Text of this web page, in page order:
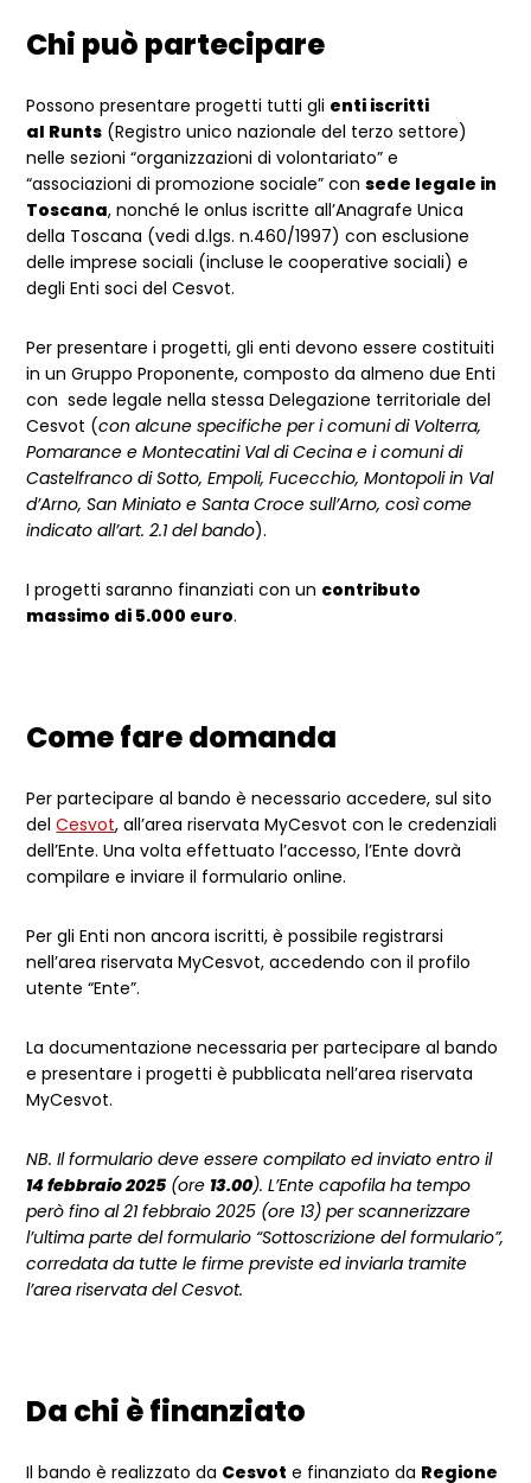
Chi può partecipare
Possono presentare progetti tutti gli enti iscritti
al Runts (Registro unico nazionale del terzo settore)
nelle sezioni “organizzazioni di volontariato” e
“associazioni di promozione sociale” consede legale in
Toscana, nonché le onlus iscritte all’Anagrafe Unica
della Toscana (vedi d.lgs. n.460/1997) con esclusione
delle imprese sociali (incluse le cooperative sociali) e
degli Enti soci del Cesvot.
Per presentare i progetti, gli enti devono essere costituiti
in un Gruppo Proponente, composto da almeno due Enti
con sede legale nella stessa Delegazione territoriale del
Cesvot (con alcune specifiche per i comuni di Volterra,
Pomarance e Montecatini Val di Cecina e i comuni di
Castelfranco di Sotto, Empoli, Fucecchio, Montopoli in Val
d’Arno, San Miniato e Santa Croce sull’Arno, così come
indicato all’art. 2.1 del bando).
I progetti saranno finanziati con un contributo
massimo di 5.000 euro.
Come fare domanda
Per partecipare al bando è necessario accedere, sul sito
del Cesvot, all’area riservata MyCesvot con le credenziali
dell’Ente. Una volta effettuato l’accesso, l’Ente dovrà
compilare e inviare il formulario online.
Per gli Enti non ancora iscritti, è possibile registrarsi
nell’area riservata MyCesvot, accedendo con il profilo
utente “Ente”.
La documentazione necessaria per partecipare al bando
e presentare i progetti è pubblicata nell’area riservata
MyCesvot.
NB. Il formulario deve essere compilato ed inviato entro il
14 febbraio 2025 (ore 13.00). L’Ente capofila ha tempo
però fino al 21 febbraio 2025 (ore 13) per scannerizzare
l’ultima parte del formulario “Sottoscrizione del formulario”,
corredata da tutte le firme previste ed inviarla tramite
l’area riservata del Cesvot.
Da chi è finanziato
Il bando è realizzato da Cesvot e finanziato da Regione